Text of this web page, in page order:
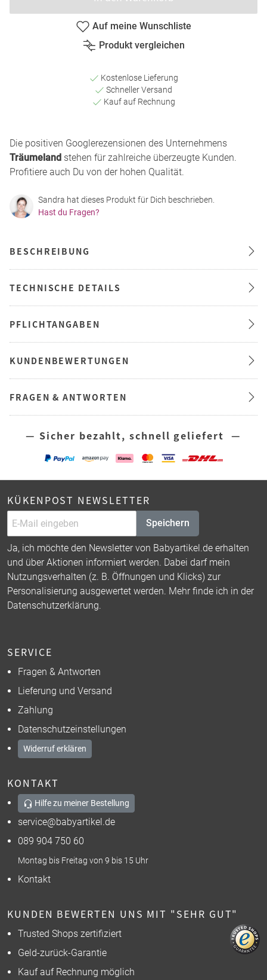
Auf meine Wunschliste
Produkt vergleichen
Kostenlose Lieferung
Schneller Versand
Kauf auf Rechnung
Die positiven Googlerezensionen des Unternehmens
Träumeland stehen für zahlreiche überzeugte Kunden.
Profitiere auch Du von der hohen Qualität.
Sandra hat dieses Produkt für Dich beschrieben.
Hast du Fragen?
BESCHREIBUNG
TECHNISCHE DETAILS
PFLICHTANGABEN
KUNDENBEWERTUNGEN
FRAGEN & ANTWORTEN
— Sicher bezahlt, schnell geliefert —
KÜKENPOST NEWSLETTER
Speichern
Ja, ich möchte den Newsletter von Babyartikel.de erhalten
und über Aktionen informiert werden. Dabei darf mein
Nutzungsverhalten (z. B. Öffnungen und Klicks) zur
Personalisierung ausgewertet werden. Mehr finde ich in der
Datenschutzerklärung.
SERVICE
Fragen & Antworten
Lieferung und Versand
Zahlung
Datenschutzeinstellungen
Widerruf erklären
KONTAKT
Hilfe zu meiner Bestellung
service@babyartikel.de
089 904 750 60
Montag bis Freitag von 9 bis 15 Uhr
Kontakt
KUNDEN BEWERTEN UNS MIT "SEHR GUT"
Trusted Shops zertifiziert
Geld-zurück-Garantie
Kauf auf Rechnung möglich